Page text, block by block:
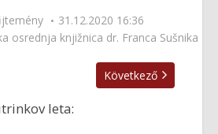
31.12.2020 16:36
osrednja knjižnica dr. Franca Sušnika
Következő
leta: